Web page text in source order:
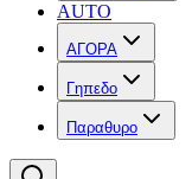
AUTO
ΑΓΟΡΑ
Γηπεδο
Παραθυρο